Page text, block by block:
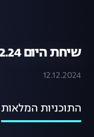
שיחת היום 12.12.24 - התכנית המלאה
12.12.2024
התוכניות המלאות